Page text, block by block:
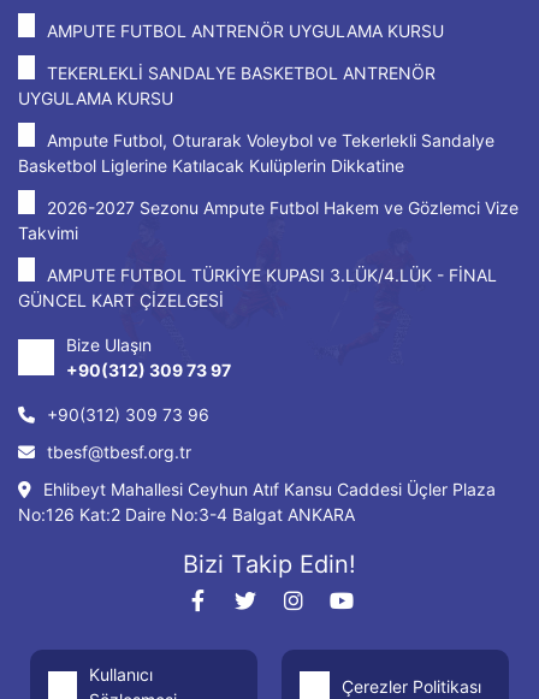
AMPUTE FUTBOL ANTRENÖR UYGULAMA KURSU
TEKERLEKLİ SANDALYE BASKETBOL ANTRENÖR
UYGULAMA KURSU
Ampute Futbol, Oturarak Voleybol ve Tekerlekli Sandalye
Basketbol Liglerine Katılacak Kulüplerin Dikkatine
2026-2027 Sezonu Ampute Futbol Hakem ve Gözlemci Vize
Takvimi
AMPUTE FUTBOL TÜRKİYE KUPASI 3.LÜK/4.LÜK - FİNAL
GÜNCEL KART ÇİZELGESİ
Bize Ulaşın
+90(312) 309 73 97
+90(312) 309 73 96
tbesf@tbesf.org.tr
Ehlibeyt Mahallesi Ceyhun Atıf Kansu Caddesi Üçler Plaza
No:126 Kat:2 Daire No:3-4 Balgat ANKARA
Bizi Takip Edin!
Kullanıcı
Çerezler Politikası